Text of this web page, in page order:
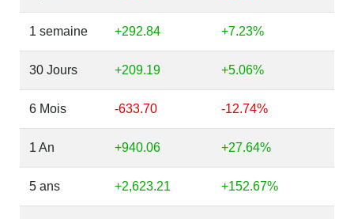
1 semaine +292.84 +7.23%
30 Jours +209.19 +5.06%
6 Mois -633.70 -12.74%
1 An +940.06 +27.64%
5 ans +2,623.21 +152.67%